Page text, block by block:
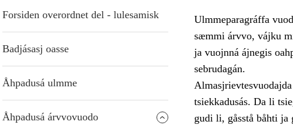
Forsiden overordnet del - lulesamisk
Badjásasj oasse
Åhpadusá ulmme
Åhpadusá árvvovuodo
Ulmmeparagráffa
sæmmi árvvo, vájku
ja vuojnná ájnegis
sebrudagán.
tsiekkadusás. Da li
gudi li, gåsstå båhti ja